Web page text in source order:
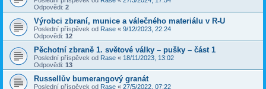
Odpovědi: 2
Výrobci zbraní, munice a válečného materiálu v R-U
Poslední příspěvek od Rase « 9/12/2023, 22:24
Odpovědi: 12
Pěchotní zbraně 1. světové války – pušky – část 1
Poslední příspěvek od Rase « 18/11/2023, 13:02
Odpovědi: 13
Russellův bumerangový granát
Poslední příspěvek od Rase « 27/5/2022, 07:22